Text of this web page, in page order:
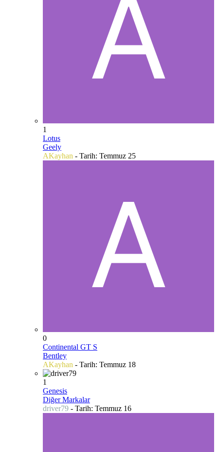
1
Lotus
Geely
AKayhan - Tarih: Temmuz 25
0
Continental GT S
Bentley
AKayhan - Tarih: Temmuz 18
1
Genesis
Diğer Markalar
driver79 - Tarih: Temmuz 16